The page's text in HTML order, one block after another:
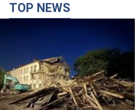
TOP NEWS